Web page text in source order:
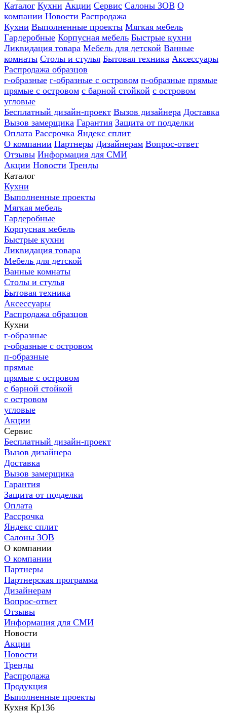
Каталог Кухни Акции Сервис Салоны ЗОВ О
компании Новости Распродажа
Кухни Выполненные проекты Мягкая мебель
Гардеробные Корпусная мебель Быстрые кухни
Ликвидация товара Мебель для детской Ванные
комнаты Столы и стулья Бытовая техника Аксессуары
Распродажа образцов
г-образные г-образные с островом п-образные прямые
прямые с островом с барной стойкой с островом
угловые
Бесплатный дизайн-проект Вызов дизайнера Доставка
Вызов замерщика Гарантия Защита от подделки
Оплата Рассрочка Яндекс сплит
О компании Партнеры Дизайнерам Вопрос-ответ
Отзывы Информация для СМИ
Акции Новости Тренды
Каталог
Кухни
Выполненные проекты
Мягкая мебель
Гардеробные
Корпусная мебель
Быстрые кухни
Ликвидация товара
Мебель для детской
Ванные комнаты
Столы и стулья
Бытовая техника
Аксессуары
Распродажа образцов
Кухни
г-образные
г-образные с островом
п-образные
прямые
прямые с островом
с барной стойкой
с островом
угловые
Акции
Сервис
Бесплатный дизайн-проект
Вызов дизайнера
Доставка
Вызов замерщика
Гарантия
Защита от подделки
Оплата
Рассрочка
Яндекс сплит
Салоны ЗОВ
О компании
О компании
Партнеры
Партнерская программа
Дизайнерам
Вопрос-ответ
Отзывы
Информация для СМИ
Новости
Акции
Новости
Тренды
Распродажа
Продукция
Выполненные проекты
Кухня Кр136